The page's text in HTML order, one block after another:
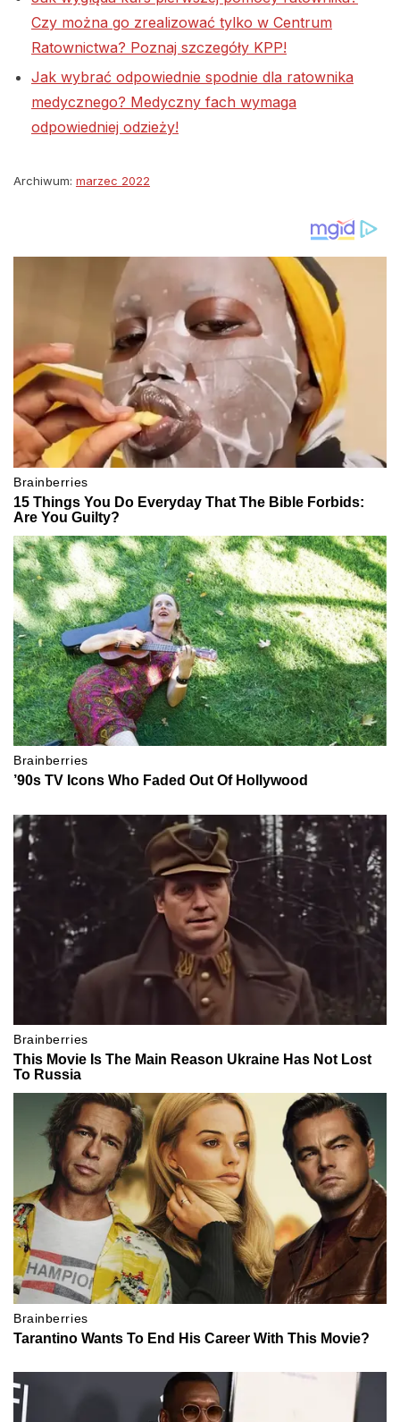
Czy można go zrealizować tylko w Centrum
Ratownictwa? Poznaj szczegóły KPP!
Jak wybrać odpowiednie spodnie dla ratownika
medycznego? Medyczny fach wymaga
odpowiedniej odzieży!
Archiwum: marzec 2022